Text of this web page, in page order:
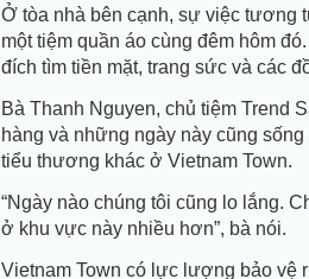
Ở tòa nhà bên cạnh, sự việc tương
một tiệm quần áo cùng đêm hôm
đích tìm tiền mặt, trang sức và các
Bà Thanh Nguyen, chủ tiệm Trend
hàng và những ngày này cũng
tiểu thương khác ở Vietnam Town.
“Ngày nào chúng tôi cũng lo lắng.
ở khu vực này nhiều hơn”, bà nói.
Vietnam Town có lực lượng bảo vệ